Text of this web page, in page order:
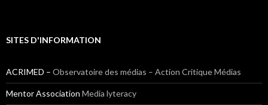
SITES D'INFORMATION
ACRIMED – Observatoire des médias – Action Critique Médias
Mentor Association Media lyteracy